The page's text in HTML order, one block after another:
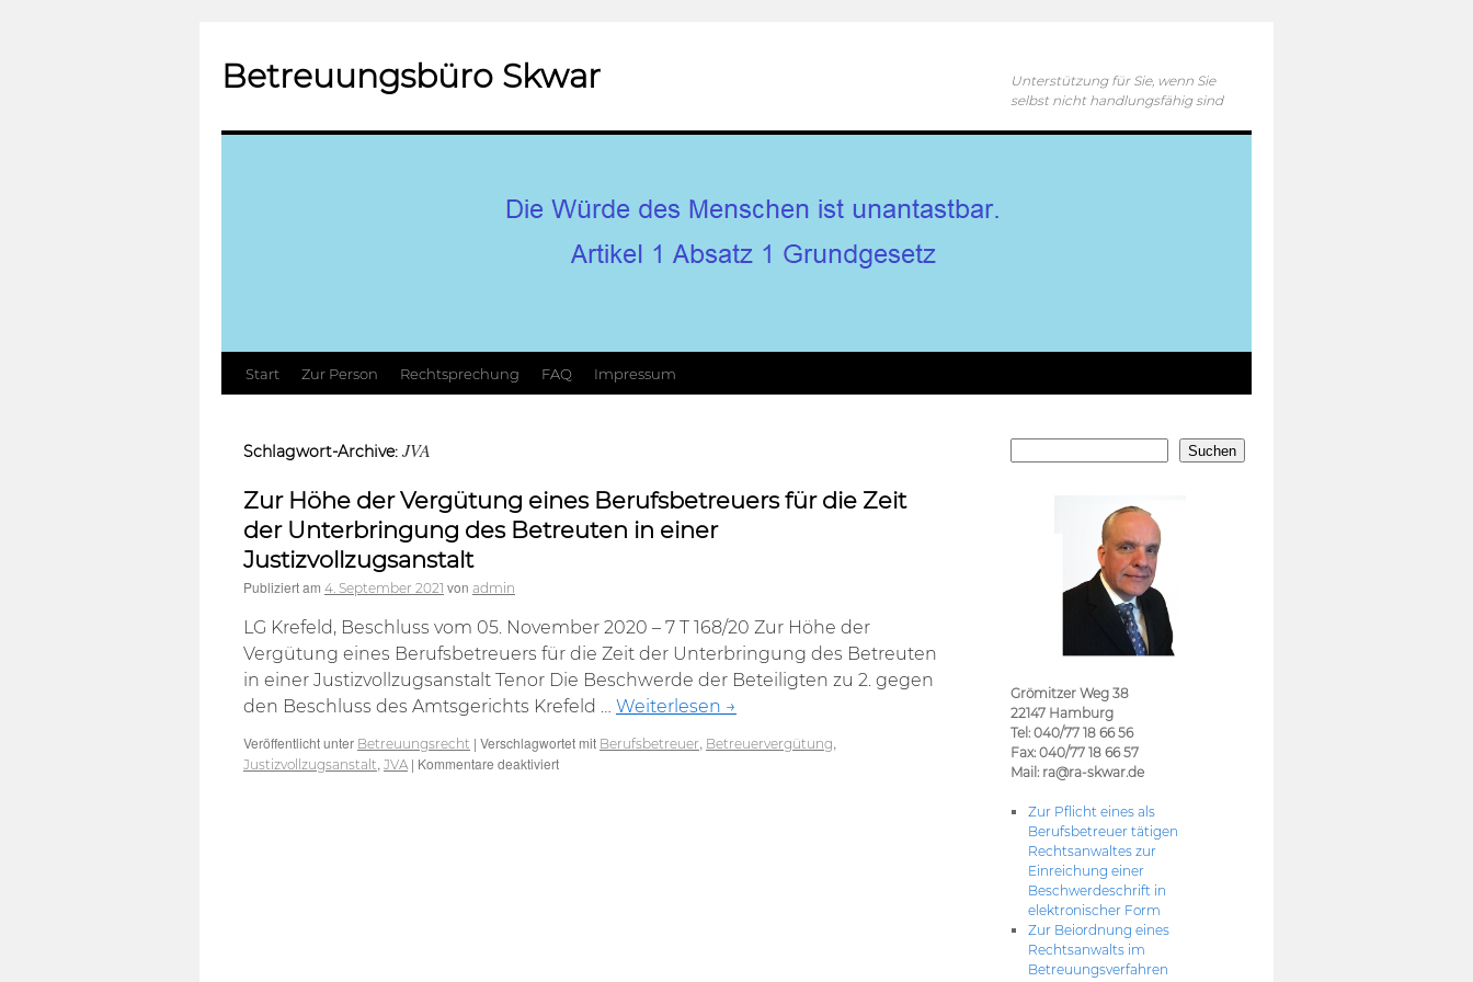
Betreuungsbüro Skwar
Unterstützung für Sie, wenn Sie
selbst nicht handlungsfähig sind
Zum
springen
Start Zur Person Rechtsprechung FAQ Impressum
Schlagwort-Archive: JVA
Zur Höhe der Vergütung eines Berufsbetreuers für die Zeit
der Unterbringung des Betreuten in einer
Justizvollzugsanstalt
Publiziert am 4. September 2021 von admin
LG Krefeld, Beschluss vom 05. November 2020 – 7 T 168/20 Zur Höhe der
Vergütung eines Berufsbetreuers für die Zeit der Unterbringung des Betreuten
in einer Justizvollzugsanstalt Tenor Die Beschwerde der Beteiligten zu 2. gegen
den Beschluss des Amtsgerichts Krefeld … Weiterlesen →
Veröffentlicht unter Betreuungsrecht | Verschlagwortet mit Berufsbetreuer, Betreuervergütung,
Justizvollzugsanstalt, JVA | Kommentare deaktiviertfür
Suchen
Grömitzer Weg 38
22147 Hamburg
Tel: 040/77 18 66 56
Fax: 040/77 18 66 57
Mail: ra@ra-skwar.de
Zur Pflicht eines als
Berufsbetreuer tätigen
Rechtsanwaltes zur
Einreichung einer
Beschwerdeschrift in
elektronischer Form
Zur Beiordnung eines
Rechtsanwalts im
Betreuungsverfahren